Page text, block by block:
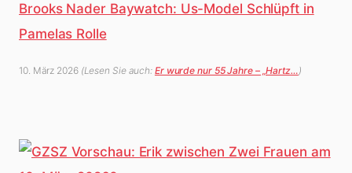
Brooks Nader Baywatch: Us-Model Schlüpft in
Pamelas Rolle
10. März 2026 (Lesen Sie auch: Er wurde nur 55 Jahre – „Hartz…)